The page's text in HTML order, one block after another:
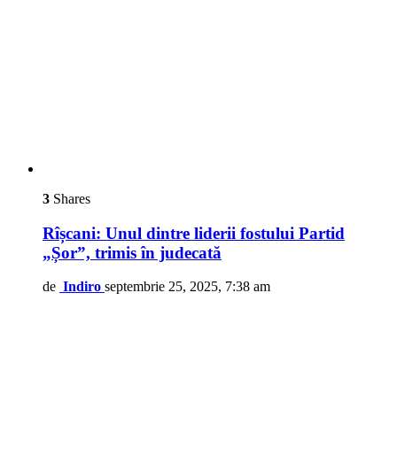
3 Shares
Rîșcani: Unul dintre liderii fostului Partid
„Șor”, trimis în judecată
de Indiro septembrie 25, 2025, 7:38 am